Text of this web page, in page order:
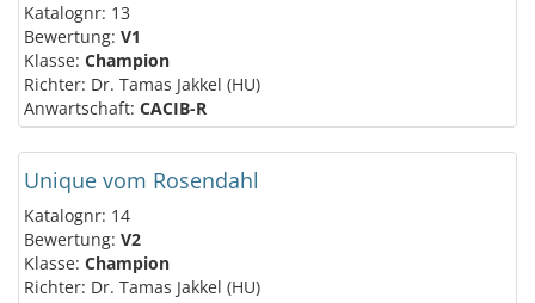
Katalognr: 13
Bewertung: V1
Klasse: Champion
Richter: Dr. Tamas Jakkel (HU)
Anwartschaft: CACIB-R
Unique vom Rosendahl
Katalognr: 14
Bewertung: V2
Klasse: Champion
Richter: Dr. Tamas Jakkel (HU)